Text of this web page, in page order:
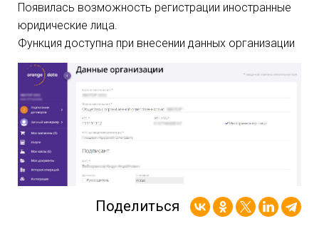
Появилась возможность регистрации иностранные
юридические лица.
Функция доступна при внесении данных организации
Поделиться